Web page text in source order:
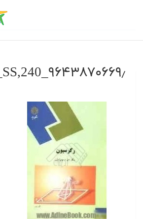
۹۶۴۳۸۷۰۶۶۹٫_SS,240_